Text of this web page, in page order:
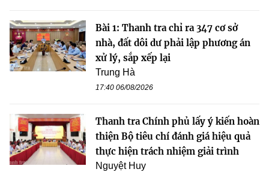
Bài 1: Thanh tra chỉ ra 347 cơ sở
nhà, đất dôi dư phải lập phương án
xử lý, sắp xếp lại
Trung Hà
17:40 06/08/2026
Thanh tra Chính phủ lấy ý kiến hoàn
thiện Bộ tiêu chí đánh giá hiệu quả
thực hiện trách nhiệm giải trình
Nguyệt Huy